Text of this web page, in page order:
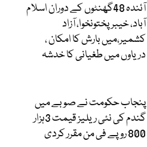
آئندہ 48گھنٹوں کے دوران اسلام
آباد، خیبرپختونخوا، آزاد
کشمیر،میں بارش کا امکان ،
دریاوں میں طغیانی کا خدشہ
پنجاب حکومت نے صوبے میں
گندم کی نئی ریلیز قیمت 3ہزار
800 روپے فی من مقرر کردی